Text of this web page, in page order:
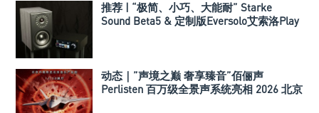
推荐 | “极简、小巧、大能耐” Starke
Sound Beta5 & 定制版Eversolo艾索洛Play
动态｜”声境之巅 奢享臻音”佰俪声
Perlisten 百万级全景声系统亮相 2026 北京